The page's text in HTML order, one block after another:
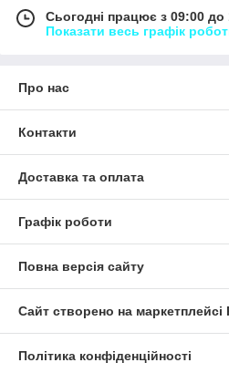
Сьогодні працює з 09:00 до
Показати весь графік
Про нас
Контакти
Доставка та оплата
Графік роботи
Повна версія сайту
Сайт створено на маркетплейсі
Політика конфіденційності